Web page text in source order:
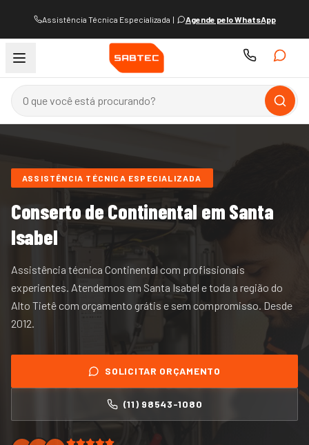
Assistência Técnica Especializada | Agende pelo WhatsApp
ASSISTÊNCIA TÉCNICA ESPECIALIZADA
Conserto deContinental em Santa
Isabel
Assistência técnica Continental com profissionais
experientes. Atendemos em Santa Isabel etoda a região do
Alto Tietê com orçamento grátis e sem compromisso. Desde
2012.
SOLICITAR ORÇAMENTO
(11) 98543-1080